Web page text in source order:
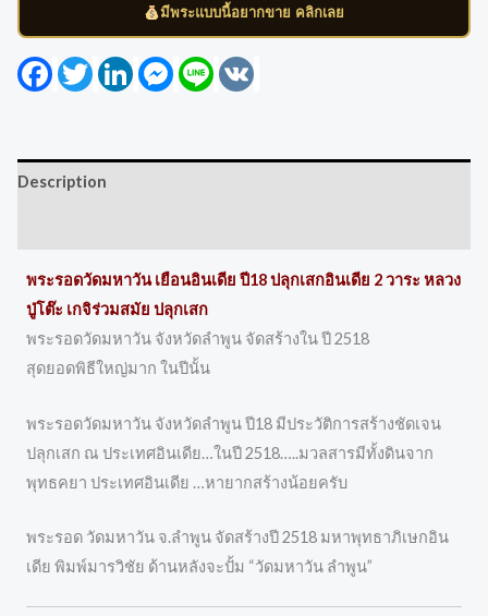
มีพระแบบนี้อยากขาย คลิกเลย
FacebookTwitterLinkedInMessenger
Line
Description
พระรอดวัดมหาวัน เยือนอินเดีย ปี18 ปลุกเสกอินเดีย 2 วาระ หลวง
ปู่โต๊ะ เกจิร่วมสมัย ปลุกเสก
พระรอดวัดมหาวัน จังหวัดลำพูน จัดสร้างใน ปี 2518
สุดยอดพิธีใหญ่มาก ในปีนั้น
พระรอดวัดมหาวัน จังหวัดลำพูน ปี18 มีประวัติการสร้างชัดเจน
ปลุกเสก ณ ประเทศอินเดีย…ในปี 2518…..มวลสารมีทั้งดินจาก
พุทธคยา ประเทศอินเดีย …หายากสร้างน้อยครับ
พระรอด วัดมหาวัน จ.ลำพูน จัดสร้างปี 2518 มหาพุทธาภิเษกอิน
เดีย พิมพ์มารวิชัย ด้านหลังจะปั้ม “วัดมหาวัน ลำพูน”